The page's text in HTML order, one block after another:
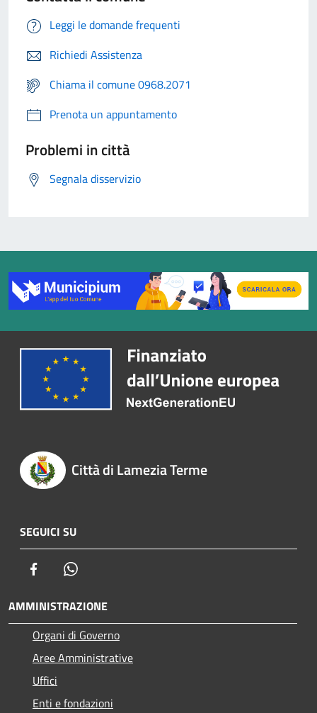
Leggi le domande frequenti
Richiedi Assistenza
Chiama il comune 0968.2071
Prenota un appuntamento
Problemi in città
Segnala disservizio
Città di Lamezia Terme
SEGUICI SU
Facebook
AMMINISTRAZIONE
Organi di Governo
Aree Amministrative
Uffici
Enti e fondazioni